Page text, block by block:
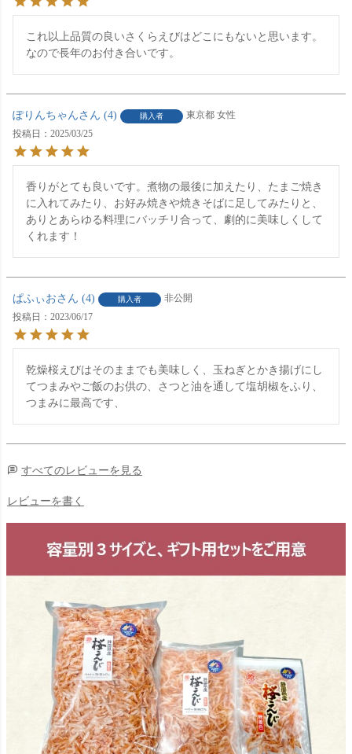
これ以上品質の良いさくらえびはどこにもないと思います。
なので長年のお付き合いです。
ぽりんちゃん 4 購入者 東京都 女性
投稿日
2025/03/25
香りがとても良いです。煮物の最後に加えたり、たまご焼き
に入れてみたり、お好み焼きや焼きそばに足してみたりと、
ありとあらゆる料理にバッチリ合って、劇的に美味しくして
くれます！
ぱふぃお 4 購入者
非公開
投稿日
2023/06/17
乾燥桜えびはそのままでも美味しく、玉ねぎとかき揚げにし
てつまみやご飯のお供の、さつと油を通して塩胡椒をふり、
つまみに最高です、
すべてのレビューを見る
レビューを書く